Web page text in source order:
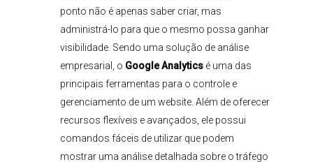
ponto não é apenas saber criar, mas
administrá-lo para que o mesmo possa ganhar
visibilidade. Sendo uma solução de análise
empresarial, o Google Analytics é uma das
principais ferramentas para o controle e
gerenciamento de um website. Além de oferecer
recursos flexíveis e avançados, ele possui
comandos fáceis de utilizar que podem
mostrar uma análise detalhada sobre o tráfego